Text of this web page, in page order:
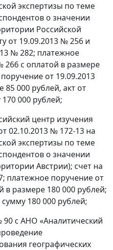
экспертизы по теме
о значении
Российской
от 19.09.2013 № 256 и
№ 282; платежное
266 с оплатой в размере
от 19.09.2013
000 рублей, акт от
000 рублей;
центр изучения
02.10.2013 № 172-13 на
экспертизы по теме
о значении
Австрии); счет на
платежное поручение от
в размере 180 000 рублей;
180 000 рублей;
90 с АНО «Аналитический
географических